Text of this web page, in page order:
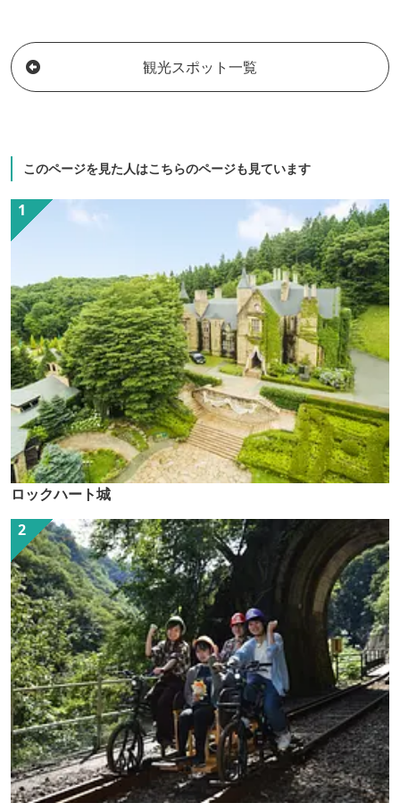
用いただけま
「せせらぎの
いきりリラック
におきりこみ作
メニューも豊富
観光スポット一覧
このページを見た人はこちらのページも見ています
ロックハート城